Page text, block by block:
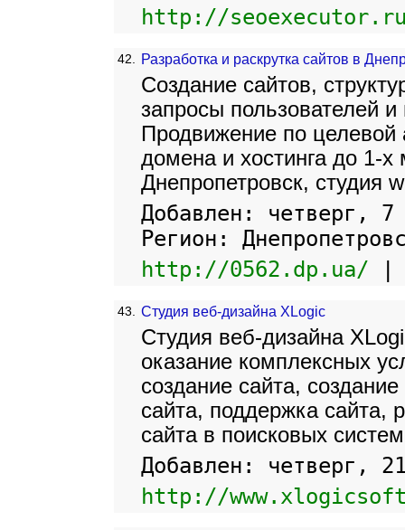
http://
42. Разработка и раскрутка сайтов в
Создание сайтов,
запросы пользователей
Продвижение по целевой
домена и хостинга до 1-
Днепропетровск, студия
Добавлен: четверг,
Регион:
http://0562.dp.ua/
43. Студия веб-дизайна XLogic
Студия веб-дизайна
оказание комплексных
создание сайта,
сайта, поддержка сайта,
сайта в поисковых
Добавлен: четверг,
http://